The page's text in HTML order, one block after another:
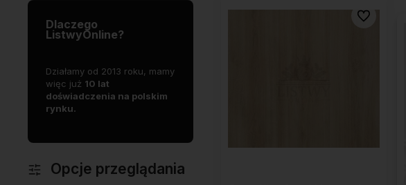
Dlaczego
ListwyOnline?
Działamy od 2013 roku, mamy
więc już 10 lat
doświadczenia na polskim
rynku.
Opcje przeglądania
Do